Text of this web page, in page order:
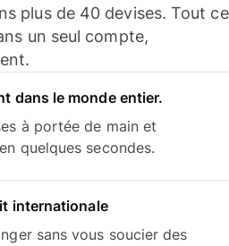
plus de 40 devises. Tout ce
un seul compte,
dans le monde entier.
à portée de main et
quelques secondes.
internationale
sans vous soucier des